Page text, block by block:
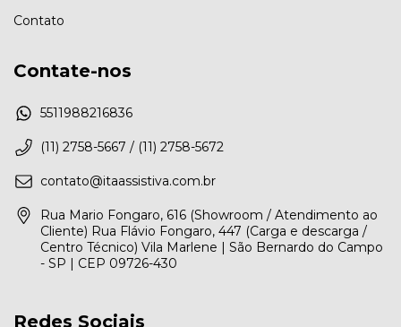
Contato
Contate-nos
5511988216836
(11) 2758-5667 / (11) 2758-5672
contato@itaassistiva.com.br
Rua Mario Fongaro, 616 (Showroom / Atendimento ao
Cliente) Rua Flávio Fongaro, 447 (Carga e descarga /
Centro Técnico) Vila Marlene | São Bernardo do Campo
- SP | CEP 09726-430
Redes Sociais